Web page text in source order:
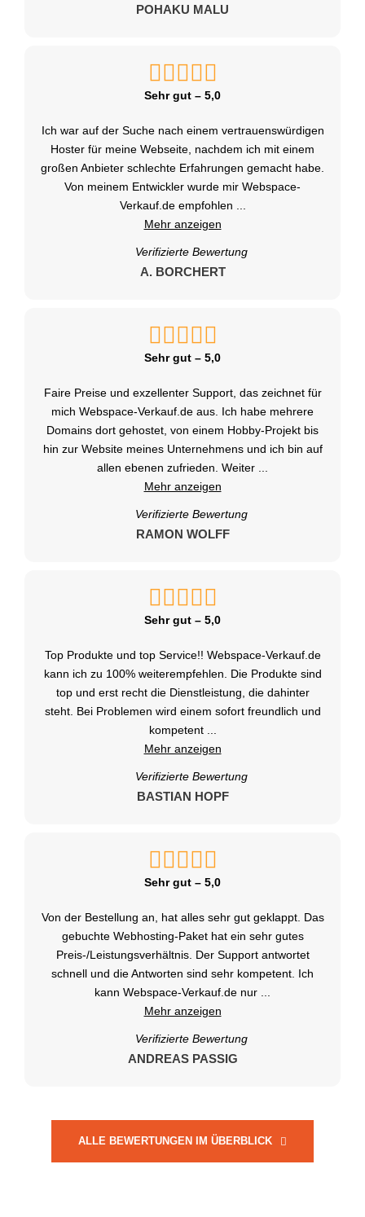
POHAKU MALU
Sehr gut – 5,0
Ich war auf der Suche nach einem vertrauenswürdigen
Hoster für meine Webseite, nachdem ich mit einem
großen Anbieter schlechte Erfahrungen gemacht habe.
Von meinem Entwickler wurde mir Webspace-
Verkauf.de empfohlen
Mehr anzeigen
Verifizierte Bewertung
A. BORCHERT
Sehr gut – 5,0
Faire Preise und exzellenter Support, das zeichnet für
mich Webspace-Verkauf.de aus. Ich habe mehrere
Domains dort gehostet, von einem Hobby-Projekt bis
hin zur Website meines Unternehmens und ich bin auf
allen ebenen zufrieden. Weiter
Mehr anzeigen
Verifizierte Bewertung
RAMON WOLFF
Sehr gut – 5,0
Top Produkte und top Service!! Webspace-Verkauf.de
kann ich zu 100% weiterempfehlen. Die Produkte sind
top und erst recht die Dienstleistung, die dahinter
steht. Bei Problemen wird einem sofort freundlich und
kompetent
Mehr anzeigen
Verifizierte Bewertung
BASTIAN HOPF
Sehr gut – 5,0
Von der Bestellung an, hat alles sehr gut geklappt. Das
gebuchte Webhosting-Paket hat ein sehr gutes
Preis-/Leistungsverhältnis. Der Support antwortet
schnell und die Antworten sind sehr kompetent. Ich
kann Webspace-Verkauf.de nur
Mehr anzeigen
Verifizierte Bewertung
ANDREAS PASSIG
ALLE BEWERTUNGEN IM ÜBERBLICK